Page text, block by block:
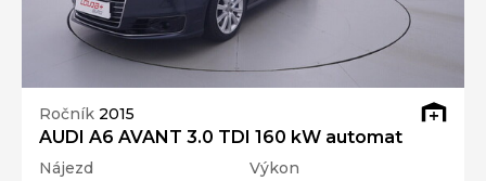
Ročník 2015
AUDI A6 AVANT 3.0 TDI 160 kW automat
Nájezd Výkon